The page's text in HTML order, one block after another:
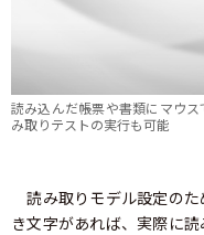
読み込んだ帳票や書類にマウ
み取りテストの実行も可能
読み取りモデル設定の
き文字があれば、実際に